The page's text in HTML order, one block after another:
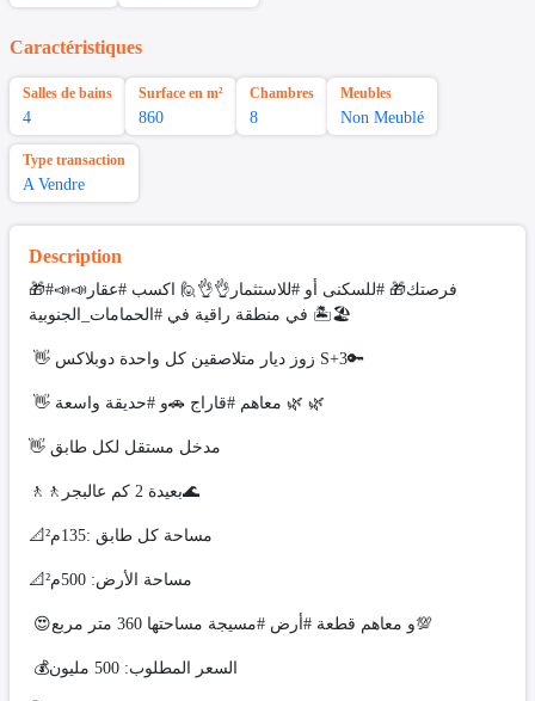
Caractéristiques
Salles de bains
4
Surface en m²
860
Chambres
8
Meubles
Non Meublé
Type transaction
A Vendre
Description
🎁#فرصتك🎁 #للسكنى أو #للاستثمار👌👌🙋 اكسب #عقار📣📣
في منطقة راقية في #الحمامات_الجنوبية 🏝🏖
👋 زوز ديار متلاصقين كل واحدة دوبلاكس S+3🔑
👋 معاهم #قاراج 🚗و #حديقة واسعة 🌿 🌿
🚶🚶بعيدة 2 كم عالبجر🌊
📐مساحة كل طابق :135م²
📐مساحة الأرض: 500م²
😍و معاهم قطعة #أرض #مسيجة مساحتها 360 متر مربع💯
💰السعر المطلوب: 500 مليون